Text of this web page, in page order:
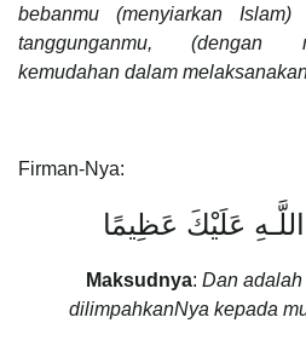
bebanmu (menyiarkan
tanggunganmu, (dengan
kemudahan dalam
Firman-Nya:
عَلَيْكَ عَظِيمًا
Maksudnya: Dan
dilimpahkanNya kepada